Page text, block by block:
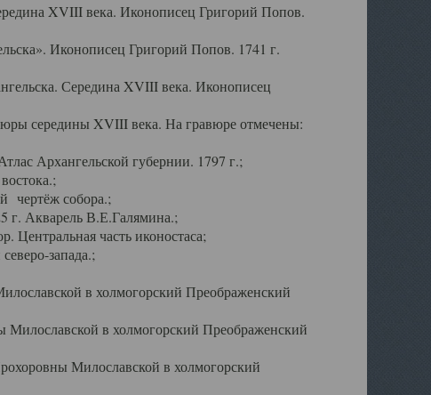
XVIII века. Иконописец Григорий Попов.
Иконописец Григорий Попов. 1741 г.
Середина XVIII века. Иконописец
середины XVIII века. На гравюре отмечены:
Архангельской губернии. 1797 г.;
чертёж собора.;
Акварель В.Е.Галямина.;
часть иконостаса;
запада.;
в холмогорский Преображенский
в холмогорский Преображенский
Милославской в холмогорский